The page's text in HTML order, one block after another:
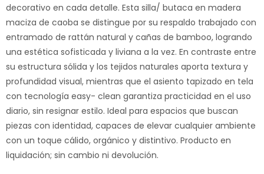
decorativo en cada detalle. Esta silla/ butaca en madera
maciza de caoba se distingue por su respaldo trabajado con
entramado de rattán natural y cañas de bamboo, logrando
una estética sofisticada y liviana a la vez. En contraste entre
su estructura sólida y los tejidos naturales aporta textura y
profundidad visual, mientras que el asiento tapizado en tela
con tecnología easy- clean garantiza practicidad en el uso
diario, sin resignar estilo. Ideal para espacios que buscan
piezas con identidad, capaces de elevar cualquier ambiente
con un toque cálido, orgánico y distintivo. Producto en
liquidación; sin cambio ni devolución.